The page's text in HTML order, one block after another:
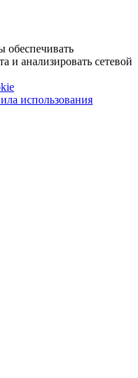
и анализировать сетевой
использования